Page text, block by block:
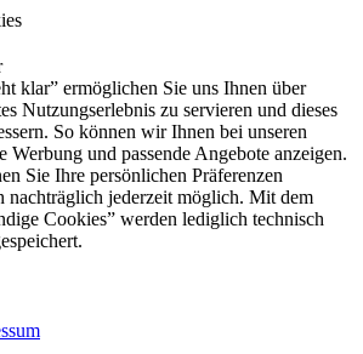
klar” ermöglichen Sie uns Ihnen über
Nutzungserlebnis zu servieren und dieses
So können wir Ihnen bei unseren
Werbung und passende Angebote anzeigen.
Sie Ihre persönlichen Präferenzen
nachträglich jederzeit möglich. Mit dem
Cookies” werden lediglich technisch